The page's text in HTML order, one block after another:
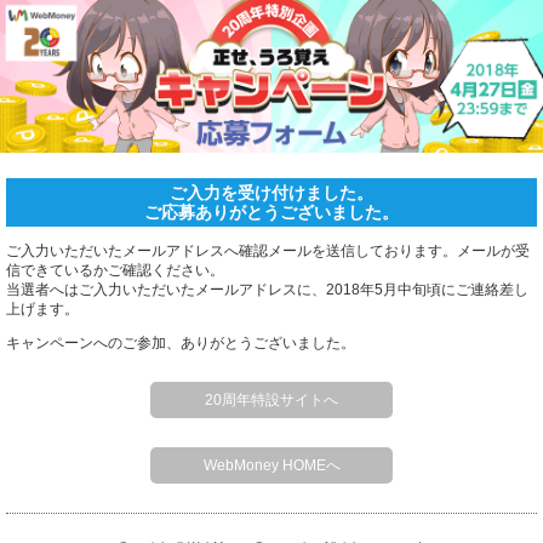
ホーム
ご入力を受け付けました。
ご応募ありがとうございました。
ご入力いただいたメールアドレスへ確認メールを送信しております。メールが受
信できているかご確認ください。
当選者へはご入力いただいたメールアドレスに、2018年5月中旬頃にご連絡差し
上げます。
キャンペーンへのご参加、ありがとうございました。
20周年特設サイトへ
WebMoney HOMEへ